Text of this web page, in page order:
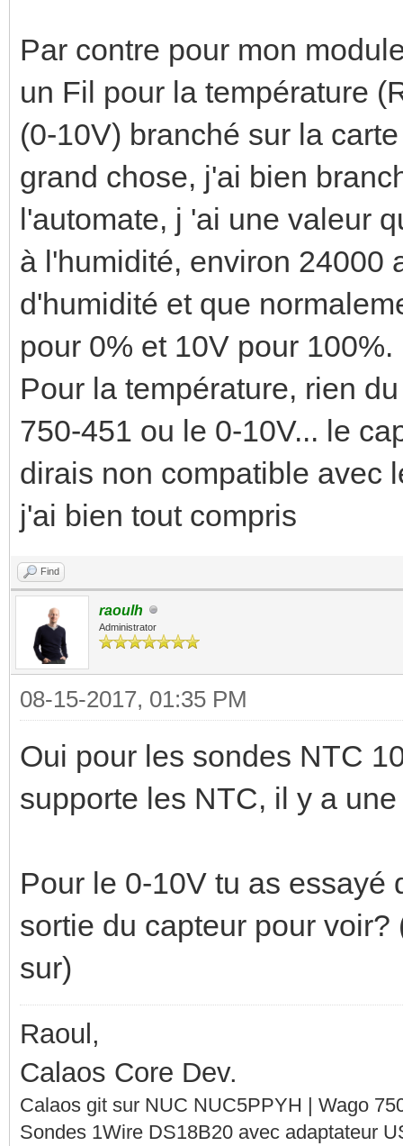
Par contre pour mon
un Fil pour la température
(0-10V) branché sur la
grand chose, j'ai bien
l'automate, j 'ai une valeur
à l'humidité, environ 24000
d'humidité et que
pour 0% et 10V pour 100%.
Pour la température, rien
750-451 ou le 0-10V... le
dirais non compatible avec
j'ai bien tout compris
Find
raoulh
Administrator
08-15-2017, 01:35 PM
Oui pour les sondes NTC
supporte les NTC, il y a
Pour le 0-10V tu as essayé
sortie du capteur pour
sur)
Raoul,
Calaos Core Dev.
Calaos git sur NUC NUC5PPYH | Wago
Sondes 1Wire DS18B20 avec adaptateur